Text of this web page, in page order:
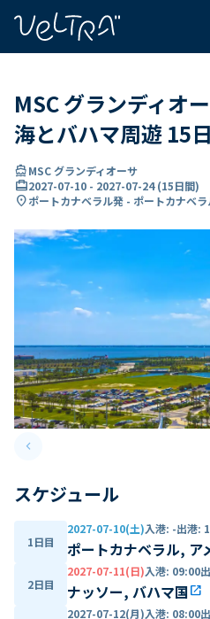
MSC グランディオ
海とバハマ周遊 15
directions_boatMSC グランディオーサ
card_travel2027-07-10 - 2027-07-24(15日間)
location_onポートカナベラル発 - ポートカナベ
keyboard_arrow_leftPrevious slide
スケジュール
1日目
2027-07-10(土)入港: -出港:
ポートカナベラル, ア
2日目
2027-07-11(日)入港: 09:00
ナッソー, バハマ国open_in_new
2027-07-12(月)入港: 08:00